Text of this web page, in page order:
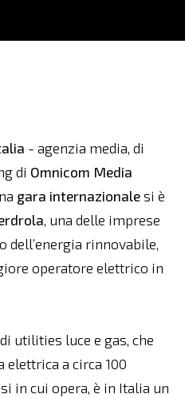
- agenzia media, di
di Omnicom Media
gara internazionalesi è
, una delle imprese
dell’energia rinnovabile,
operatore elettrico in
utilities luce e gas, che
elettrica a circa 100
in cui opera, è in Italia un